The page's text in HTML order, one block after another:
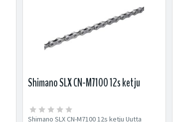
Shimano SLX CN-M7100 12s ketju
Shimano SLX CN-M7100 12s ketju Uutta